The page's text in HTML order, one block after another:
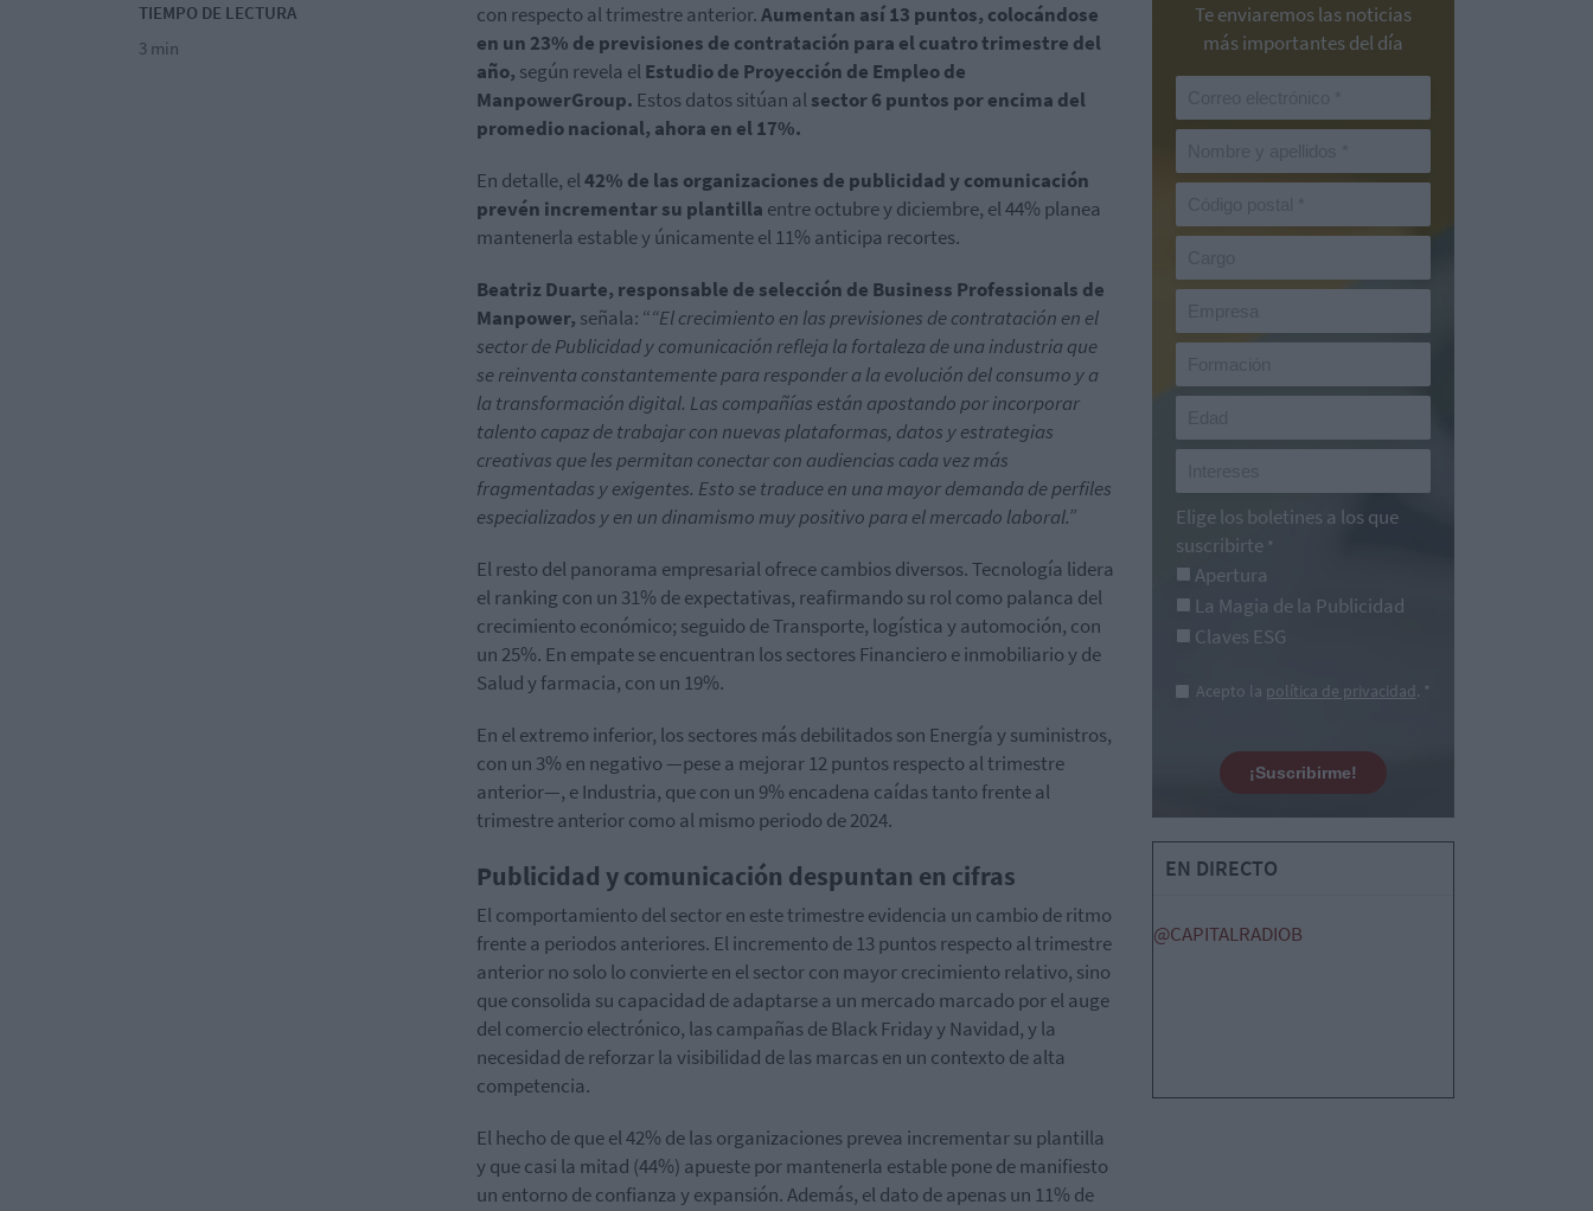
TIEMPO DE LECTURA
3 min
con respecto al trimestre anterior.Aumentan así 13 puntos, colocándose
en un 23% de previsiones de contratación para el cuatro trimestre del
año, según revela elEstudio de Proyección de Empleo de
ManpowerGroup. Estos datos sitúan alsector 6 puntos por encima del
promedio nacional, ahora en el 17%.
En detalle, el42% de las organizaciones de publicidad y comunicación
prevén incrementar su plantilla entre octubre y diciembre, el 44% planea
mantenerla estable y únicamente el 11% anticipa recortes.
Beatriz Duarte, responsable de selección de Business Professionals de
Manpower, señala: ““El crecimiento en las previsiones de contratación en el
sector de Publicidad y comunicación refleja la fortaleza de una industria que
se reinventa constantemente para responder a la evolución del consumo y a
la transformación digital. Las compañías están apostando por incorporar
talento capaz de trabajar con nuevas plataformas, datos y estrategias
creativas que les permitan conectar con audiencias cada vez más
fragmentadas y exigentes. Esto se traduce en una mayor demanda de perfiles
especializados y en un dinamismo muy positivo para el mercado laboral.”
El resto del panorama empresarial ofrece cambios diversos. Tecnología lidera
el ranking con un 31% de expectativas, reafirmando su rol como palanca del
crecimiento económico; seguido de Transporte, logística y automoción, con
un 25%. En empate se encuentran los sectores Financiero e inmobiliario y de
Salud y farmacia, con un 19%.
En el extremo inferior, los sectores más debilitados son Energía y suministros,
con un 3% en negativo —pese a mejorar 12 puntos respecto al trimestre
anterior—, e Industria, que con un 9% encadena caídas tanto frente al
trimestre anterior como al mismo periodo de 2024.
Publicidad y comunicación despuntan en cifras
El comportamiento del sector en este trimestre evidencia un cambio de ritmo
frente a periodos anteriores. El incremento de 13 puntos respecto al trimestre
anterior no solo lo convierte en el sector con mayor crecimiento relativo, sino
que consolida su capacidad de adaptarse a un mercado marcado por el auge
del comercio electrónico, las campañas de Black Friday y Navidad, y la
necesidad de reforzar la visibilidad de las marcas en un contexto de alta
competencia.
El hecho de que el 42% de las organizaciones prevea incrementar su plantilla
y que casi la mitad (44%) apueste por mantenerla estable pone de manifiesto
un entorno de confianza y expansión. Además, el dato de apenas un 11% de
Te enviaremos las noticias
más importantes del día
Elige los boletines a los que
suscribirte *
Apertura
La Magia de la Publicidad
Claves ESG
Acepto la política de privacidad. *
¡Suscribirme!
EN DIRECTO
@CAPITALRADIOB